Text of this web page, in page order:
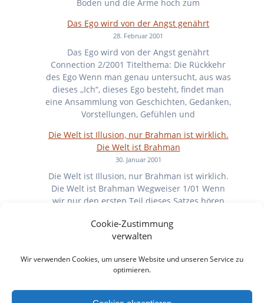
Cookie-Zustimmung
verwalten
Wir verwenden Cookies, um unsere Website und unseren Service zu
optimieren.
Boden und die Arme hoch zum
Das Ego wird von der Angst genährt
28. Februar 2001
Das Ego wird von der Angst genährt
Connection 2/2001 Titelthema: Die Rückkehr
des Ego Wenn man genau untersucht, aus was
dieses ,,Ich“, dieses Ego besteht, findet man
eine Ansammlung von Geschichten, Gedanken,
Vorstellungen, Gefühlen und
Die Welt ist Illusion, nur Brahman ist wirklich.
Die Welt ist Brahman
30. Januar 2001
Die Welt ist Illusion, nur Brahman ist wirklich.
Die Welt ist Brahman Wegweiser 1/01 Wenn
wir nur den ersten Teil dieses Satzes hören
subtilen Form der
30. Juni 2000
Geschenk der Leere Was macht für dich die
Qualität eines erwachten Lebens aus?
Leichtigkeit kommt mir als Erstes. Die